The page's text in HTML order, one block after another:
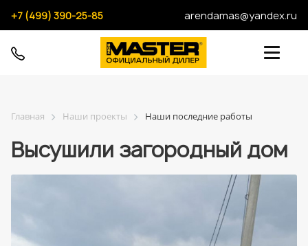
+7 (499) 390-25-85 arendamas@yandex.ru
Главная Наши проекты Наши последние работы
Высушили загородный дом